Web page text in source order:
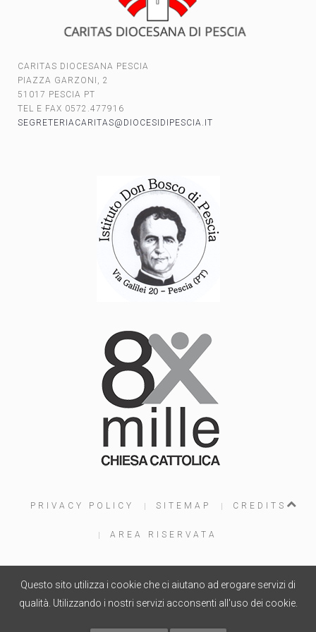
Questo sito utilizza i cookie che ci aiutano ad erogare servizi di
qualità. Utilizzando i nostri servizi acconsenti all'uso dei cookie.
CARITAS DIOCESANA PESCIA
PIAZZA GARZONI, 2
51017 PESCIA PT
TEL E FAX 0572.477916
SEGRETERIACARITAS@DIOCESIDIPESCIA.IT
PRIVACY POLICY SITEMAP CREDITS
AREA RISERVATA
PROGETTO WEB WOOLA.IT - COPYRIGHT © 2015